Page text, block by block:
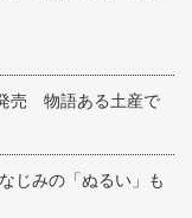
売 物語ある土産で
じみの「ぬるい」も